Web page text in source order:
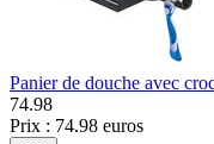
Panier de douche avec
74.98
Prix : 74.98 euros